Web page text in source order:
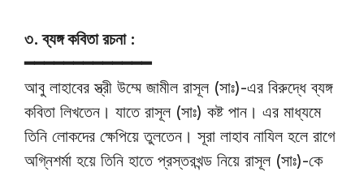
৩. ব্যঙ্গ কবিতা রচনা :
━━━━━━━━━━━━━
আবু লাহাবের স্ত্রী উম্মে জামীল রাসূল (সাঃ)-এর বিরুদ্ধে ব্যঙ্গ
কবিতা লিখতেন। যাতে রাসূল (সাঃ) কষ্ট পান। এর মাধ্যমে
তিনি লোকদের ক্ষেপিয়ে তুলতেন। সূরা লাহাব নাযিল হলে রাগে
অগ্নিশর্মা হয়ে তিনি হাতে প্রস্তরখন্ড নিয়ে রাসূল (সাঃ)-কে